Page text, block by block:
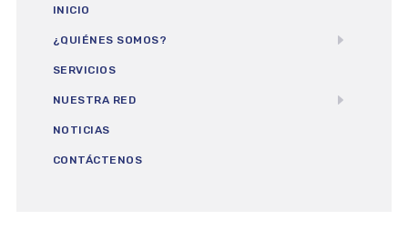
INICIO
¿QUIÉNES SOMOS?
SERVICIOS
NUESTRA RED
NOTICIAS
CONTÁCTENOS